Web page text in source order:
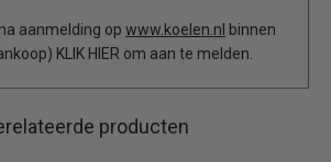
aanmelding op www.koelen.nl binnen
KLIK HIER om aan te melden.
producten